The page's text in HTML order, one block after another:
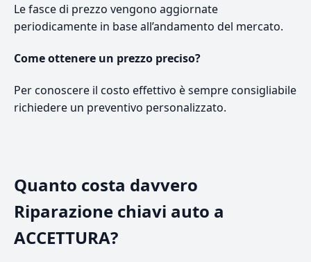
Le fasce di prezzo vengono aggiornate
periodicamente in base all’andamento del mercato.
Come ottenere un prezzo preciso?
Per conoscere il costo effettivo è sempre consigliabile
richiedere un preventivo personalizzato.
Quanto costa davvero
Riparazione chiavi auto a
ACCETTURA?